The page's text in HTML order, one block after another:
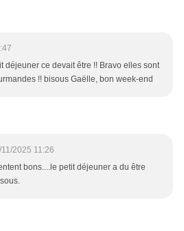
déjeuner ce devait être !! Bravo elles sont
!! bisous Gaëlle, bon week-end
2025 11:26
bons....le petit déjeuner a du être